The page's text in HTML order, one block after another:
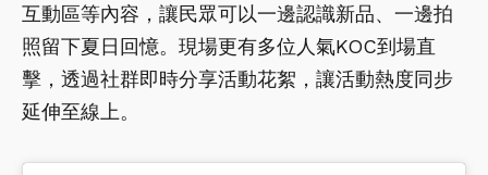
互動區等內容，讓民眾可以一邊認識新品、一邊拍
照留下夏日回憶。現場更有多位人氣KOC到場直
擊，透過社群即時分享活動花絮，讓活動熱度同步
延伸至線上。